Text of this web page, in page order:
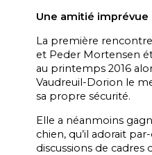
Une amitié imprévue
La première
et Peder Mortensen
au printemps 2016
Vaudreuil-Dorion le
sa propre sécurité.
Elle a néanmoins
chien, qu’il adorait
discussions de